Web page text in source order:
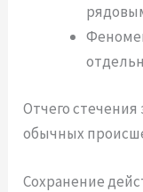
Отчего
обычных
Сохранение